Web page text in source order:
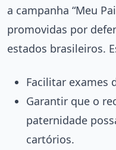
a campanha “Meu
promovidas por
estados brasileiros.
Facilitar exames
Garantir que o
paternidade
cartórios.